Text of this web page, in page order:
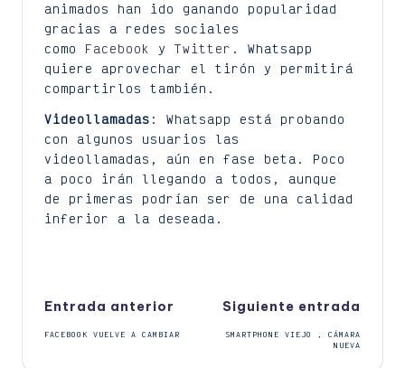
animados han ido ganando popularidad
gracias a redes sociales
como Facebook y Twitter . Whatsapp
quiere aprovechar el tirón y permitirá
compartirlos también.
Videollamadas : Whatsapp está probando
con algunos usuarios las
videollamadas, aún en fase beta. Poco
a poco irán llegando a todos, aunque
de primeras podrían ser de una calidad
inferior a la deseada.
Navegación
Entrada anterior
FACEBOOK VUELVE A CAMBIAR
Siguiente entrada
SMARTPHONE VIEJO , CÁMARA
NUEVA